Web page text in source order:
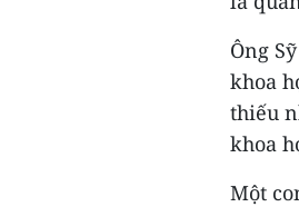
Ông
khoa
thiếu
khoa
Một